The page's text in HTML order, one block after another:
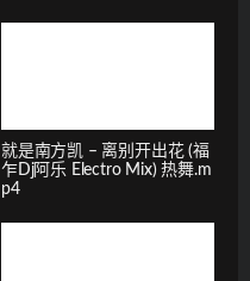
就是南方凯 – 离别开出花 (福
乍Dj阿乐 Electro Mix) 热舞.m
p4